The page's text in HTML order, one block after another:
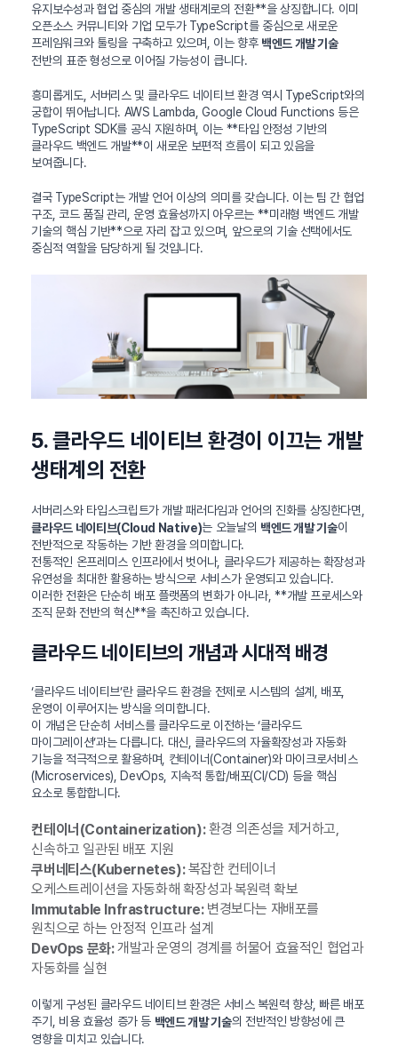
유지보수성과 협업 중심의 개발 생태계로의 전환**을 상징합니다. 이미
오픈소스 커뮤니티와 기업 모두가 TypeScript를 중심으로 새로운
프레임워크와 툴링을 구축하고 있으며, 이는 향후 백엔드 개발 기술
전반의 표준 형성으로 이어질 가능성이 큽니다.
흥미롭게도, 서버리스 및 클라우드 네이티브 환경 역시 TypeScript와의
궁합이 뛰어납니다. AWS Lambda, Google Cloud Functions 등은
TypeScript SDK를 공식 지원하며, 이는 **타입 안정성 기반의
클라우드 백엔드 개발**이 새로운 보편적 흐름이 되고 있음을
보여줍니다.
결국 TypeScript는 개발 언어 이상의 의미를 갖습니다. 이는 팀 간 협업
구조, 코드 품질 관리, 운영 효율성까지 아우르는 **미래형 백엔드 개발
기술의 핵심 기반**으로 자리 잡고 있으며, 앞으로의 기술 선택에서도
중심적 역할을 담당하게 될 것입니다.
5. 클라우드 네이티브 환경이 이끄는 개발
생태계의 전환
서버리스와 타입스크립트가 개발 패러다임과 언어의 진화를 상징한다면,
클라우드 네이티브(Cloud Native)는 오늘날의 백엔드 개발 기술이
전반적으로 작동하는 기반 환경을 의미합니다.
전통적인 온프레미스 인프라에서 벗어나, 클라우드가 제공하는 확장성과
유연성을 최대한 활용하는 방식으로 서비스가 운영되고 있습니다.
이러한 전환은 단순히 배포 플랫폼의 변화가 아니라, **개발 프로세스와
조직 문화 전반의 혁신**을 촉진하고 있습니다.
클라우드 네이티브의 개념과 시대적 배경
‘클라우드 네이티브’란 클라우드 환경을 전제로 시스템의 설계, 배포,
운영이 이루어지는 방식을 의미합니다.
이 개념은 단순히 서비스를 클라우드로 이전하는 ‘클라우드
마이그레이션’과는 다릅니다. 대신, 클라우드의 자율확장성과 자동화
기능을 적극적으로 활용하며, 컨테이너(Container)와 마이크로서비스
(Microservices), DevOps, 지속적 통합/배포(CI/CD) 등을 핵심
요소로 통합합니다.
컨테이너(Containerization):환경 의존성을 제거하고,
신속하고 일관된 배포 지원
쿠버네티스(Kubernetes):복잡한 컨테이너
오케스트레이션을 자동화해 확장성과 복원력 확보
Immutable Infrastructure:변경보다는 재배포를
원칙으로 하는 안정적 인프라 설계
DevOps 문화:개발과 운영의 경계를 허물어 효율적인 협업과
자동화를 실현
이렇게 구성된 클라우드 네이티브 환경은 서비스 복원력 향상, 빠른 배포
주기, 비용 효율성 증가 등 백엔드 개발 기술의 전반적인 방향성에 큰
영향을 미치고 있습니다.